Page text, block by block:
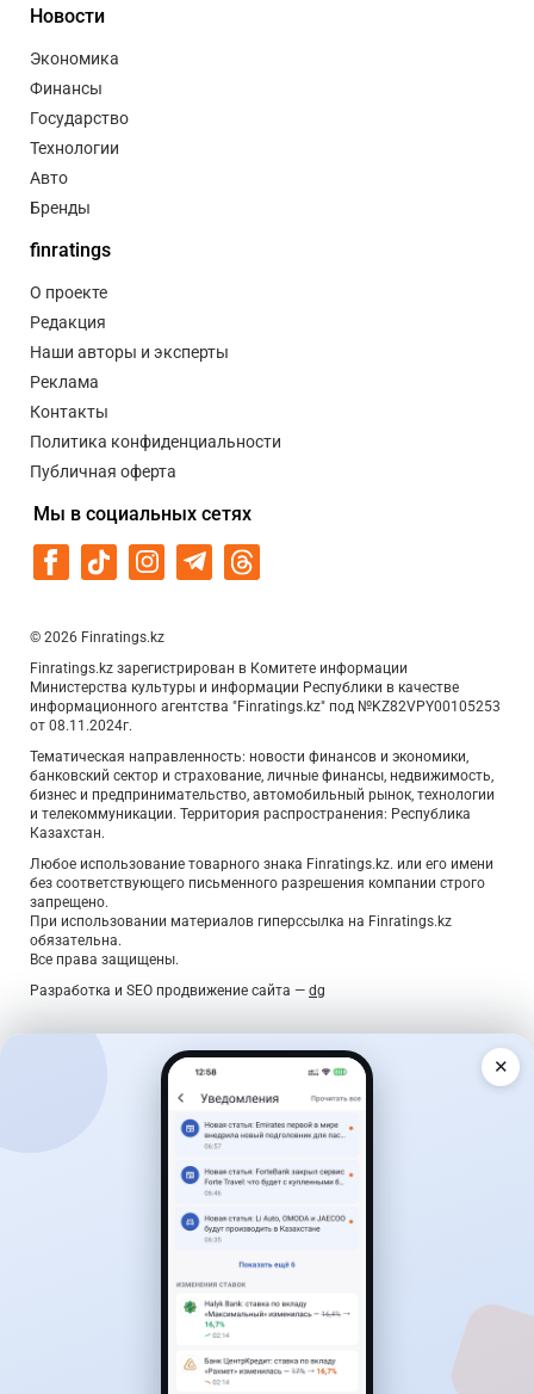
Новости
Экономика
Финансы
Государство
Технологии
Авто
Бренды
finratings
О проекте
Редакция
Наши авторы и эксперты
Реклама
Контакты
Политика конфиденциальности
Публичная оферта
Мы в социальных сетях
© 2026 Finratings.kz
Finratings.kz зарегистрирован в Комитете информации
Министерства культуры и информации Республики в качестве
информационного агентства "Finratings.kz" под №KZ82VPY00105253
от 08.11.2024г.
Тематическая направленность: новости финансов и экономики,
банковский сектор и страхование, личные финансы, недвижимость,
бизнес и предпринимательство, автомобильный рынок, технологии
и телекоммуникации. Территория распространения: Республика
Казахстан.
Любое использование товарного знака Finratings.kz. или его имени
без соответствующего письменного разрешения компании строго
запрещено.
При использовании материалов гиперссылка на Finratings.kz
обязательна.
Все права защищены.
Разработка и SEO продвижение сайта — dg
Дайджест о деньгах — раз в неделю
Главные новости, лучшие ставки по вкладам и курсы
валют — коротко, по делу, без спама.
Подтверждение — по ссылке в письме. Отписаться можно в
✕